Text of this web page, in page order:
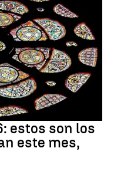
estos son los
este mes,